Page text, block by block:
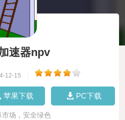
速器npv
12-15
苹果下载 PC下载
市场，安全绿色